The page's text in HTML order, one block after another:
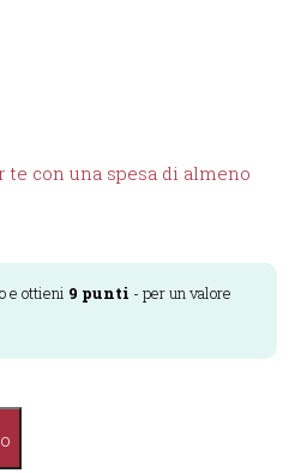
te con una spesa di almeno
e ottieni 9 punti - per un valore